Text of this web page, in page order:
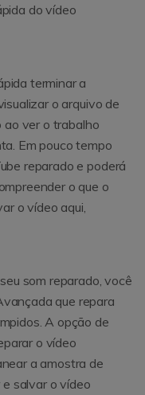
do vídeo
terminar a
o arquivo de
ao ver o trabalho
Em pouco tempo
reparado e poderá
o que o
o vídeo aqui,
som reparado, você
que repara
A opção de
o vídeo
a amostra de
salvar o vídeo